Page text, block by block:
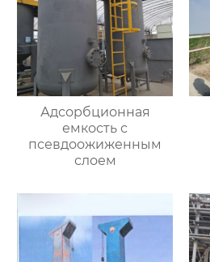
Адсорбционная
емкость с
псевдоожиженным
слоем